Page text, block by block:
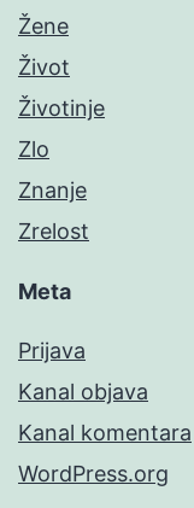
Žene
Život
Životinje
Zlo
Znanje
Zrelost
Meta
Prijava
Kanal objava
Kanal komentara
WordPress.org